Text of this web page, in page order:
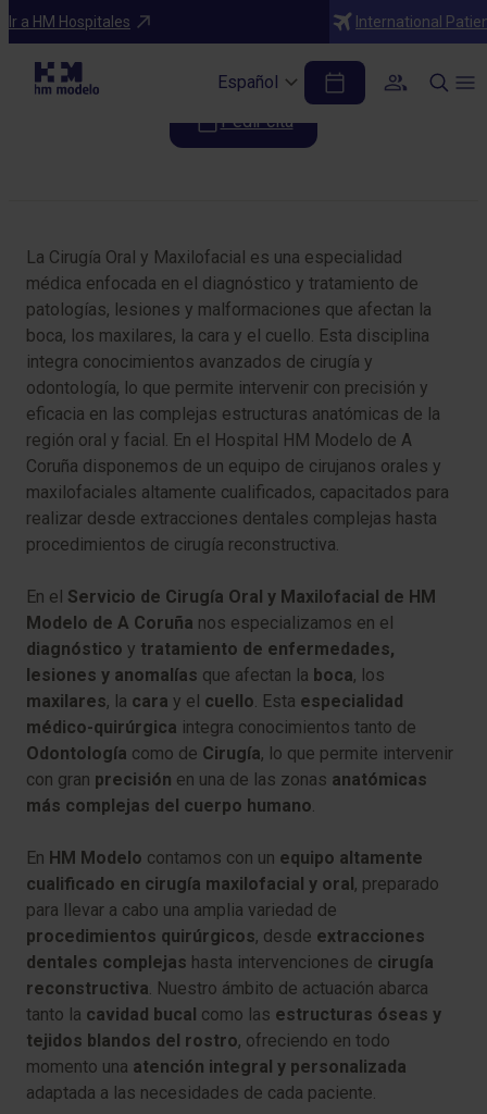
Ir a HM Hospitales International
Español
Especialidades
Cirugía oral y maxilofacial
Pedir cita
La Cirugía Oral y Maxilofacial es una especialidad
médica enfocada en el diagnóstico y tratamiento de
patologías, lesiones y malformaciones que afectan la
boca, los maxilares, la cara y el cuello. Esta disciplina
integra conocimientos avanzados de cirugía y
odontología, lo que permite intervenir con precisión y
eficacia en las complejas estructuras anatómicas de la
región oral y facial. En el Hospital HM Modelo de A
Coruña disponemos de un equipo de cirujanos orales y
maxilofaciales altamente cualificados, capacitados para
realizar desde extracciones dentales complejas hasta
procedimientos de cirugía reconstructiva.
En el Servicio de Cirugía Oral y Maxilofacial de HM
Modelo de A Coruña nos especializamos en el
diagnóstico y tratamiento de enfermedades,
lesiones y anomalías que afectan la boca, los
maxilares, la cara y el cuello. Esta especialidad
médico-quirúrgica integra conocimientos tanto de
Odontología como de Cirugía, lo que permite intervenir
con gran precisión en una de las zonas anatómicas
más complejas del cuerpo humano.
En HM Modelo contamos con un equipo altamente
cualificado en cirugía maxilofacial y oral, preparado
para llevar a cabo una amplia variedad de
procedimientos quirúrgicos, desde extracciones
dentales complejas hasta intervenciones de cirugía
reconstructiva. Nuestro ámbito de actuación abarca
tanto la cavidad bucal como las estructuras óseas y
tejidos blandos del rostro, ofreciendo en todo
momento una atención integral y personalizada
adaptada a las necesidades de cada paciente.